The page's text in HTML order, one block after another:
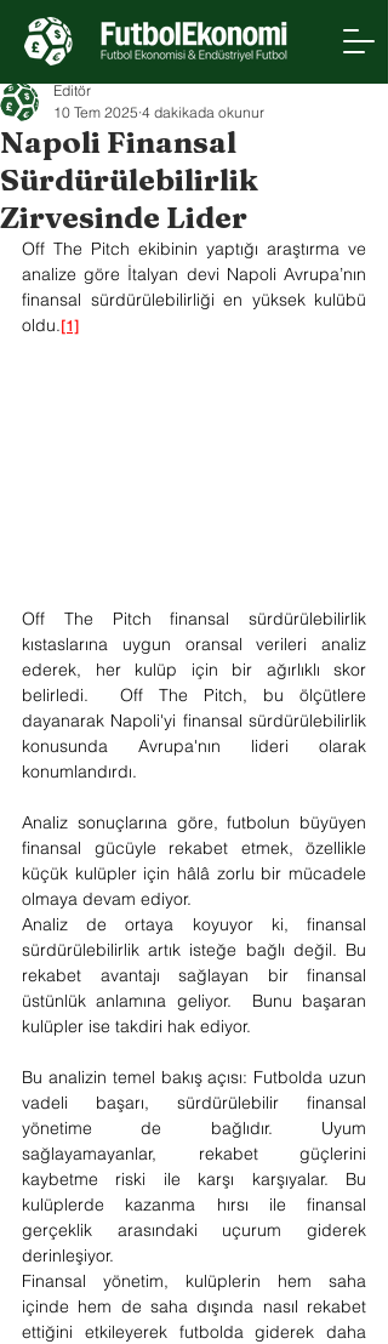
Napoli Finansal
Sürdürülebilirlik
Zirvesinde Lider
Editör
10 Tem 2025 4 dakikada okunur
Off The Pitch ekibinin yaptığı araştırma ve
analize göre İtalyan devi Napoli Avrupa’nın
finansal sürdürülebilirliği en yüksek kulübü
oldu. [1]
Off The Pitch finansal sürdürülebilirlik
kıstaslarına uygun oransal verileri analiz
ederek, her kulüp için bir ağırlıklı skor
belirledi.  Off The Pitch, bu ölçütlere
dayanarak Napoli'yi finansal sürdürülebilirlik
konusunda Avrupa'nın lideri olarak
konumlandırdı.
Analiz sonuçlarına göre, futbolun büyüyen
finansal gücüyle rekabet etmek, özellikle
küçük kulüpler için hâlâ zorlu bir mücadele
olmaya devam ediyor.
Analiz de ortaya koyuyor ki, finansal
sürdürülebilirlik artık isteğe bağlı değil. Bu
rekabet avantajı sağlayan bir finansal
üstünlük anlamına geliyor.  Bunu başaran
kulüpler ise takdiri hak ediyor.
Bu analizin temel bakış açısı: Futbolda uzun
vadeli başarı, sürdürülebilir finansal
yönetime de bağlıdır. Uyum
sağlayamayanlar, rekabet güçlerini
kaybetme riski ile karşı karşıyalar. Bu
kulüplerde kazanma hırsı ile finansal
gerçeklik arasındaki uçurum giderek
derinleşiyor.
Finansal yönetim, kulüplerin hem saha
içinde hem de saha dışında nasıl rekabet
ettiğini etkileyerek futbolda giderek daha